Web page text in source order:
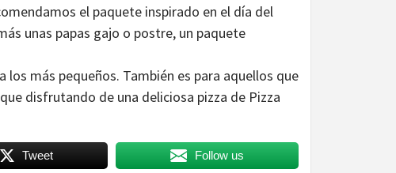
el paquete inspirado en el día del
unas papas gajo o postre, un paquete
más pequeños. También es para aquellos que
disfrutando de una deliciosa pizza de Pizza
Tweet Follow us